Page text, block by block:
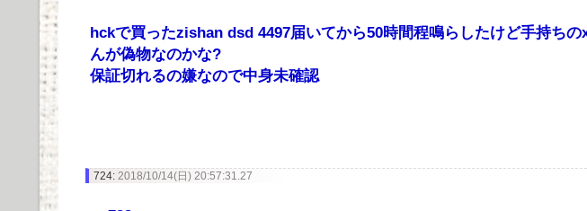
hckで買ったzishan dsd 4497届いてから50時間程鳴らしたけど手持ち
んが偽物なのかな?
保証切れるの嫌なので中身未確認
724: 2018/10/14(日) 20:57:31.27